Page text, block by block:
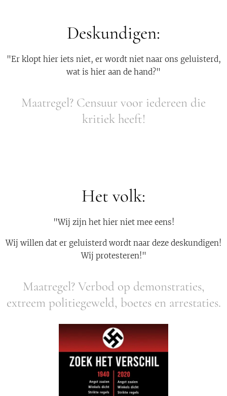
Deskundigen:
"Er klopt hier iets niet, er wordt niet naar ons geluisterd,
wat is hier aan de hand?"
Maatregel? Censuur voor iedereen die
kritiek heeft!
Het volk:
"Wij zijn het hier niet mee eens!
Wij willen dat er geluisterd wordt naar deze deskundigen!
Wij protesteren!"
Maatregel? Verbod op demonstraties,
extreem politiegeweld, boetes en arrestaties.